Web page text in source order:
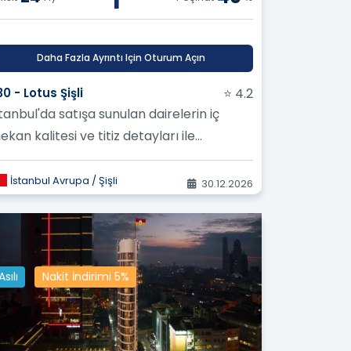
çalışıyoruz.
hizmet yelpazesi sunuyoruz.
Olalım!
Ulaşmanıza Nasıl
?
Daha Fazla Ayrıntı Için Oturum Açın
- Lotus Şişli
⭐ 4.2
satışa sunulan dairelerin iç
kalitesi ve titiz detayları ile
yaşam kalitesini yükselten b...
İstanbul Avrupa / Şişli 30.12.2026
Nakit İndirimi 5%